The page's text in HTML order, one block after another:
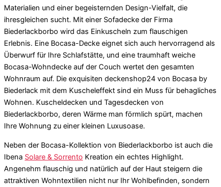
Materialien und einer begeisternden Design-Vielfalt, die
ihresgleichen sucht. Mit einer Sofadecke der Firma
Biederlackborbo wird das Einkuscheln zum flauschigen
Erlebnis. Eine Bocasa-Decke eignet sich auch hervorragend als
Überwurf für Ihre Schlafstätte, und eine traumhaft weiche
Bocasa-Wohndecke auf der Couch wertet den gesamten
Wohnraum auf. Die exquisiten deckenshop24 von Bocasa by
Biederlack mit dem Kuscheleffekt sind ein Muss für behagliches
Wohnen. Kuscheldecken und Tagesdecken von
Biederlackborbo, deren Wärme man förmlich spürt, machen
Ihre Wohnung zu einer kleinen Luxusoase.
Neben der Bocasa-Kollektion von Biederlackborbo ist auch die
Ibena Solare & Sorrento Kreation ein echtes Highlight.
Angenehm flauschig und natürlich auf der Haut steigern die
attraktiven Wohntextilien nicht nur Ihr Wohlbefinden, sondern